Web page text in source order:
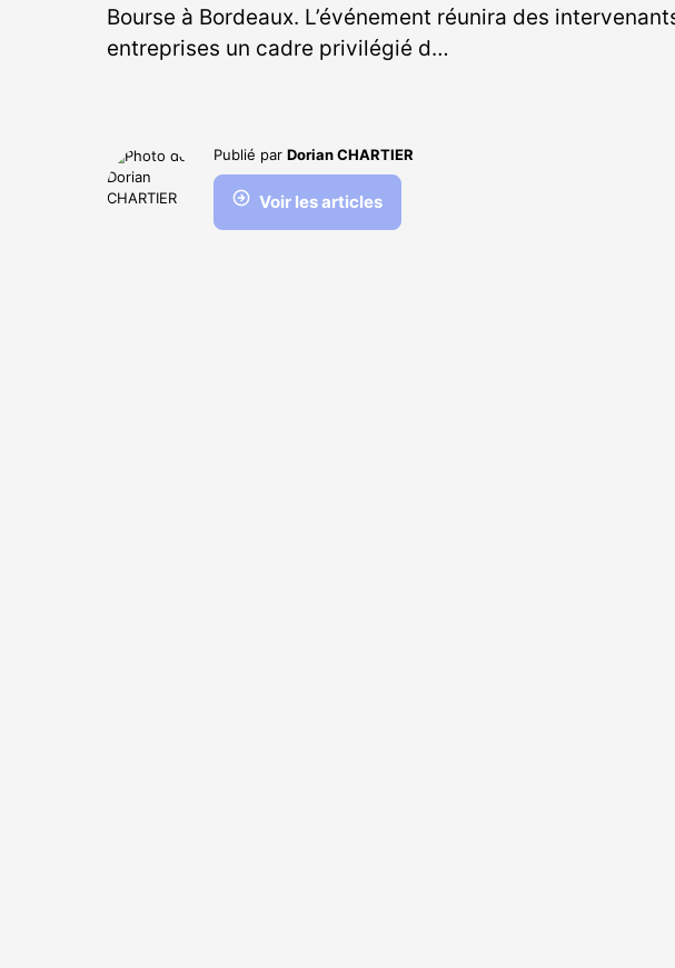
Bourse à Bordeaux. L’événement réunira des
entreprises un cadre privilégié d…
Publié par Dorian CHARTIER
Voir les articles